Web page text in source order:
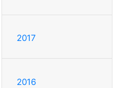
2017
2016